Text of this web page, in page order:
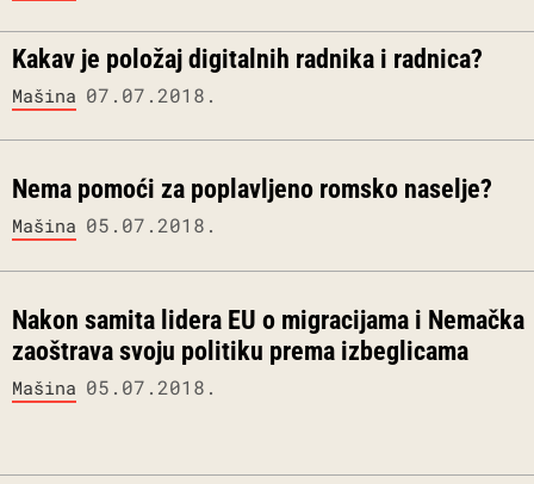
Kakav je položaj digitalnih radnika i radnica?
Mašina 07.07.2018.
Nema pomoći za poplavljeno romsko naselje?
Mašina 05.07.2018.
Nakon samita lidera EU o migracijama i Nemačka
zaoštrava svoju politiku prema izbeglicama
Mašina 05.07.2018.